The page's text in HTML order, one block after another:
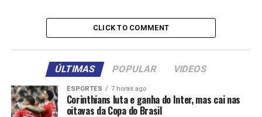
RELATED TOPICS: AMO ANIVERSÁRIO ATRIZ
CLAUDIA
DECLARA
HOMEM JARBAS
UP NEXT
Suzana Gullo exibe registros de viagem por Nova York e
CLICK TO COMMENT
ÚLTIMAS POPULAR VIDEOS
ESPORTES 7 horas ago
Corinthians luta e ganha do Inter, mas cai nas
oitavas da Copa do Brasil